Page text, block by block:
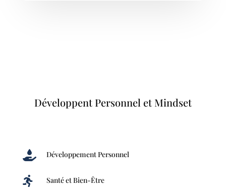
Développent Personnel et Mindset
 Développement Personnel
 Santé et Bien-Être